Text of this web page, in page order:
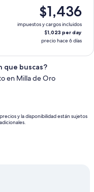
$1,436
impuestos y cargos incluidos
$1,023 per day
precio hace 6 días
que buscas?
en Milla de Oro
y la disponibilidad están sujetos